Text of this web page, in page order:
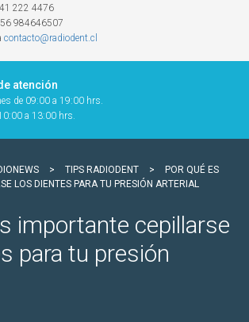
222 4476
984646507
contacto@radiodent.cl
atención
de 09:00 a 19:00 hrs.
a 13:00 hrs.
> TIPS RADIODENT >
POR QUÉ ES
LOS DIENTES PARA TU PRESIÓN ARTERIAL
importante cepillarse
para tu presión